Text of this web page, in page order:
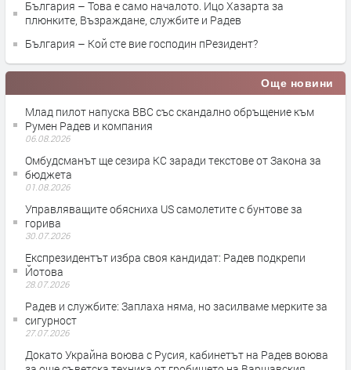
България – Това е само началото. Ицо Хазарта за
плюнките, Възраждане, службите и Радев
България – Кой сте вие господин пРезидент?
Още новини
Млад пилот напуска ВВС със скандално обръщение към
Румен Радев и компания
06.08.2026
Омбудсманът ще сезира КС заради текстове от Закона за
бюджета
01.08.2026
Управляващите обясниха US самолетите с бунтове за
горива
30.07.2026
Експрезидентът избра своя кандидат: Радев подкрепи
Йотова
28.07.2026
Радев и службите: Заплаха няма, но засилваме мерките за
сигурност
27.07.2026
Докато Украйна воюва с Русия, кабинетът на Радев воюва